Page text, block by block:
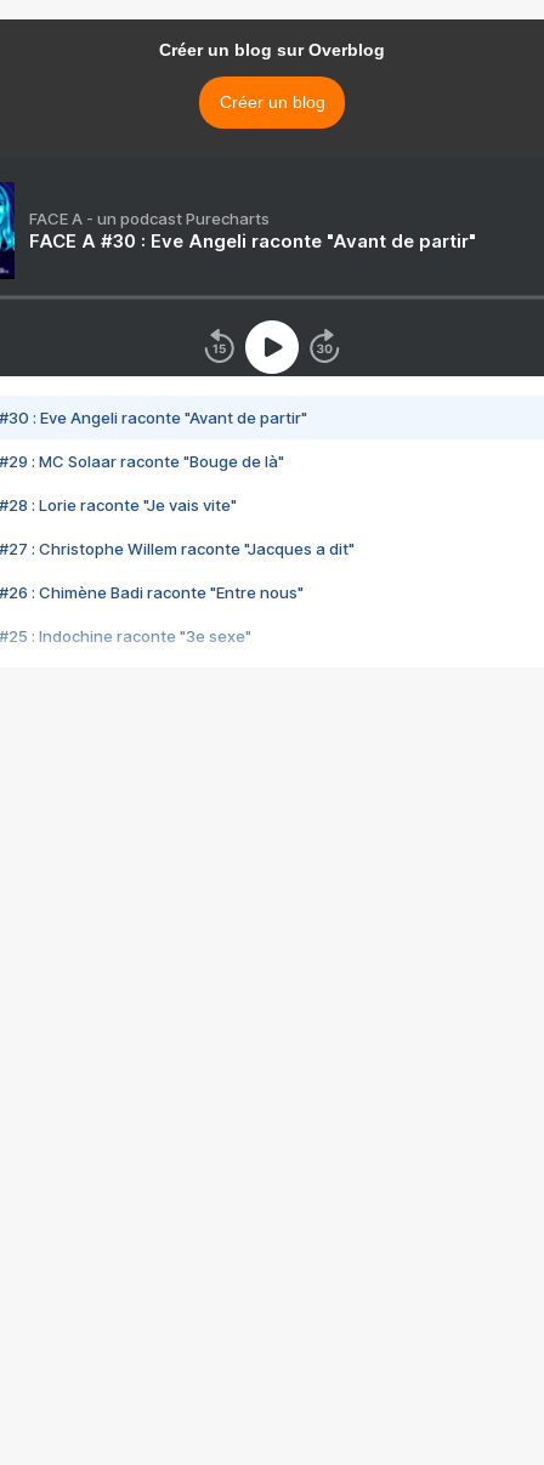
Créer un blog sur Overblog
Créer un blog
FACE A - un podcast Purecharts
FACE A #30 : Eve Angeli raconte "Avant de partir"
#30 : Eve Angeli raconte "Avant de partir"
#29 : MC Solaar raconte "Bouge de là"
#28 : Lorie raconte "Je vais vite"
#27 : Christophe Willem raconte "Jacques a dit"
#26 : Chimène Badi raconte "Entre nous"
#25 : Indochine raconte "3e sexe"